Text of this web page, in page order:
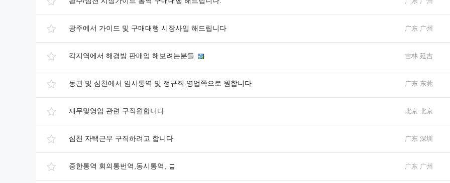
광주에서 가이드 및 구매대행 시장사입 해드립니다 广东 广州
각지역에서 해경방 판매업 해보려는분들 吉林 延吉
동관 및 심천에서 임시통역 및 정규직 영업쪽으로 원합니다 广东 东莞
재무및영업 관련 구직원합니다 北京 北京
심천 자택근무 구직하려고 합니다 广东 深圳
중한통역 회의통번역,동시통역, 广东 广州